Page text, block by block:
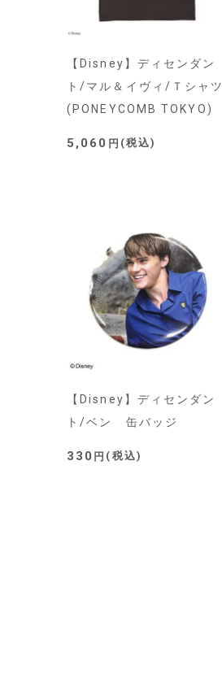
【Disney】ディセンダン
ト/マル＆イヴィ/Ｔシャツ
(PONEYCOMB TOKYO)
5,060 税込
【Disney】ディセンダン
ト/ベン 缶バッジ
330 税込